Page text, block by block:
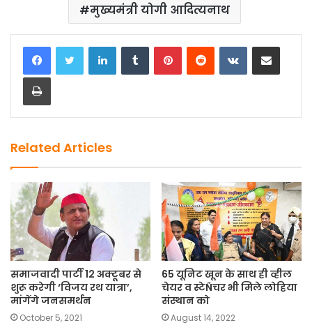
मुख्यमंत्री योगी आदित्यनाथ
LinkedInTumblrPinterestReddit VKontakteShare via Email
Print
Related Articles
समाजवादी पार्टी 12 अक्टूबर से
शुरू करेगी ‘विजय रथ यात्रा’,
मांगेंगे जनसमर्थन
October 5, 2021
65 यूनिट खून के साथ ही व्हील
चेयर व स्टेÑचर भी मिले लोहिया
संस्थान को
August 14, 2022